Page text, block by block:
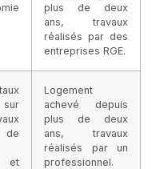
plus de deux
ans, travaux
réalisés par des
entreprises RGE.
de
et
Logement
achevé depuis
plus de deux
ans, travaux
réalisés par un
professionnel.